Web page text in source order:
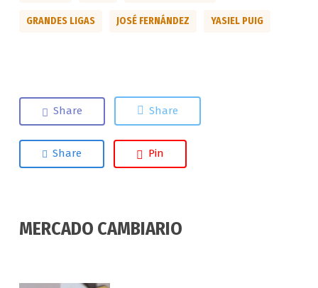
GRANDES LIGAS JOSÉ FERNÁNDEZ YASIEL PUIG
Share Share
Share Pin
MERCADO CAMBIARIO